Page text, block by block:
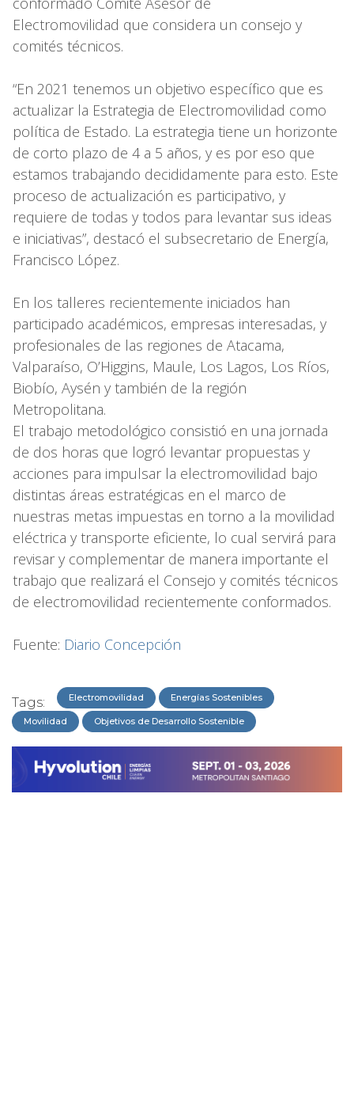
Electromovilidad que considera un consejo y
comités técnicos.
“En 2021 tenemos un objetivo específico que es
actualizar la Estrategia de Electromovilidad como
política de Estado. La estrategia tiene un horizonte
de corto plazo de 4 a 5 años, y es por eso que
estamos trabajando decididamente para esto. Este
proceso de actualización es participativo, y
requiere de todas y todos para levantar sus ideas
e iniciativas”, destacó el subsecretario de Energía,
Francisco López.
En los talleres recientemente iniciados han
participado académicos, empresas interesadas, y
profesionales de las regiones de Atacama,
Valparaíso, O’Higgins, Maule, Los Lagos, Los Ríos,
Biobío, Aysén y también de la región
Metropolitana.
El trabajo metodológico consistió en una jornada
de dos horas que logró levantar propuestas y
acciones para impulsar la electromovilidad bajo
distintas áreas estratégicas en el marco de
nuestras metas impuestas en torno a la movilidad
eléctrica y transporte eficiente, lo cual servirá para
revisar y complementar de manera importante el
trabajo que realizará el Consejo y comités técnicos
de electromovilidad recientemente conformados.
Fuente: Diario Concepción
Tags: Electromovilidad Energías Sostenibles
Movilidad Objetivos de Desarrollo Sostenible